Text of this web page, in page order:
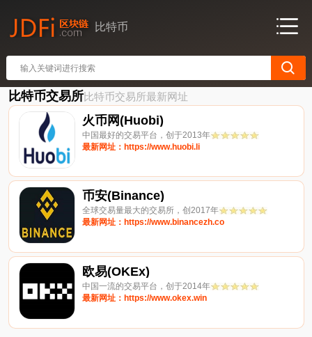
比特币
比特币交易所比特币交易所最新网址
火币网(Huobi)
中国最好的交易平台，创于2013年
最新网址：https://www.huobi.li
币安(Binance)
全球交易量最大的交易所，创2017年
最新网址：https://www.binancezh.co
欧易(OKEx)
中国一流的交易平台，创于2014年
最新网址：https://www.okex.win